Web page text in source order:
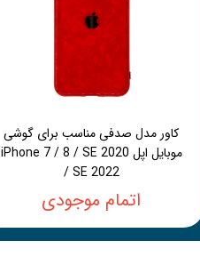
کاور مدل صدفی مناسب برای گوشی
موبایل اپل iPhone 7 / 8 / SE 2020
/ SE 2022
اتمام موجودی